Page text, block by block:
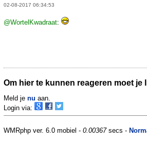
02-08-2017 06:34:53
@WortelKwadraat:
Om hier te kunnen reageren moet je
Meld je nu aan.
Login via:
WMRphp ver. 6.0 mobiel - 0.00367secs -